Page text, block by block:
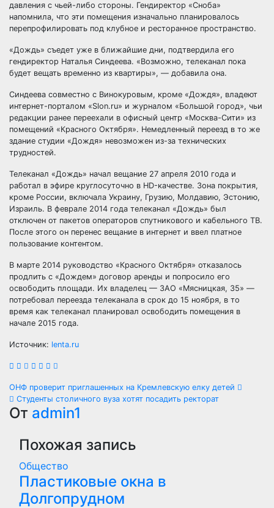
давления с чьей-либо стороны. Гендиректор «Сноба»
напомнила, что эти помещения изначально планировалось
перепрофилировать под клубное и ресторанное пространство.
«Дождь» съедет уже в ближайшие дни, подтвердила его
гендиректор Наталья Синдеева. «Возможно, телеканал пока
будет вещать временно из квартиры», — добавила она.
Синдеева совместно с Винокуровым, кроме «Дождя», владеют
интернет-порталом «Slon.ru» и журналом «Большой город», чьи
редакции ранее переехали в офисный центр «Москва-Сити» из
помещений «Красного Октября». Немедленный переезд в то же
здание студии «Дождя» невозможен из-за технических
трудностей.
Телеканал «Дождь» начал вещание 27 апреля 2010 года и
работал в эфире круглосуточно в HD-качестве. Зона покрытия,
кроме России, включала Украину, Грузию, Молдавию, Эстонию,
Израиль. В феврале 2014 года телеканал «Дождь» был
отключен от пакетов операторов спутникового и кабельного ТВ.
После этого он перенес вещание в интернет и ввел платное
пользование контентом.
В марте 2014 руководство «Красного Октября» отказалось
продлить с «Дождем» договор аренды и попросило его
освободить площади. Их владелец — ЗАО «Мясницкая, 35» —
потребовал переезда телеканала в срок до 15 ноября, в то
время как телеканал планировал освободить помещения в
начале 2015 года.
Источник: lenta.ru
Навигация
по
записям
ОНФ проверит приглашенных на Кремлевскую елку детей
Студенты столичного вуза хотят посадить ректорат
От admin1
Похожая запись
Общество
Пластиковые окна в
Долгопрудном